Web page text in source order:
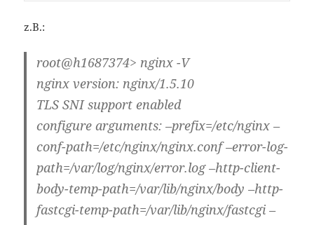
z.B.:
root@h1687374> nginx -V
nginx version: nginx/1.5.10
TLS SNI support enabled
configure arguments: –prefix=/etc/nginx –
conf-path=/etc/nginx/nginx.conf –error-log-
path=/var/log/nginx/error.log –http-client-
body-temp-path=/var/lib/nginx/body –http-
fastcgi-temp-path=/var/lib/nginx/fastcgi –